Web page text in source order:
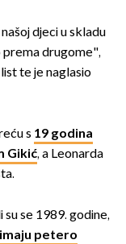
djeci u skladu
prema drugome",
te je naglasio
s 19 godina
Gikić, a Leonarda
su se 1989. godine,
petero